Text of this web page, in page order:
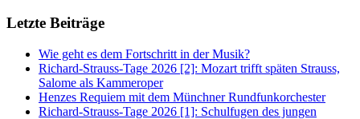
Letzte Beiträge
Wie geht es dem Fortschritt in der Musik?
Richard-Strauss-Tage 2026 [2]: Mozart trifft späten Strauss,
Salome als Kammeroper
Henzes Requiem mit dem Münchner Rundfunkorchester
Richard-Strauss-Tage 2026 [1]: Schulfugen des jungen